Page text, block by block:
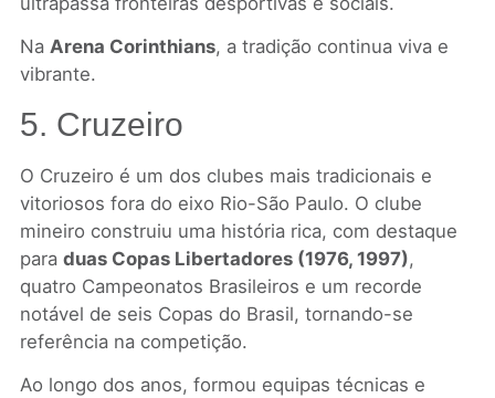
Na Arena Corinthians, a tradição continua viva e
vibrante.
5. Cruzeiro
O Cruzeiro é um dos clubes mais tradicionais e
vitoriosos fora do eixo Rio-São Paulo. O clube
mineiro construiu uma história rica, com destaque
para duas Copas Libertadores (1976, 1997),
quatro Campeonatos Brasileiros e um recorde
notável de seis Copas do Brasil, tornando-se
referência na competição.
Ao longo dos anos, formou equipas técnicas e